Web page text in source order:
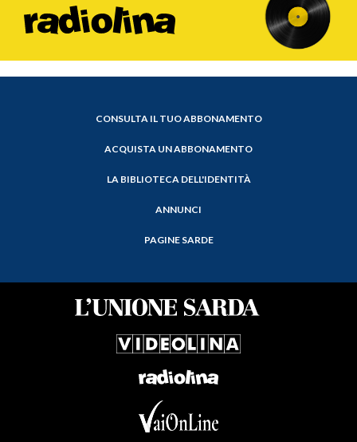
CONSULTA IL TUO ABBONAMENTO
ACQUISTA UN ABBONAMENTO
LA BIBLIOTECA DELL'IDENTITÀ
ANNUNCI
PAGINE SARDE